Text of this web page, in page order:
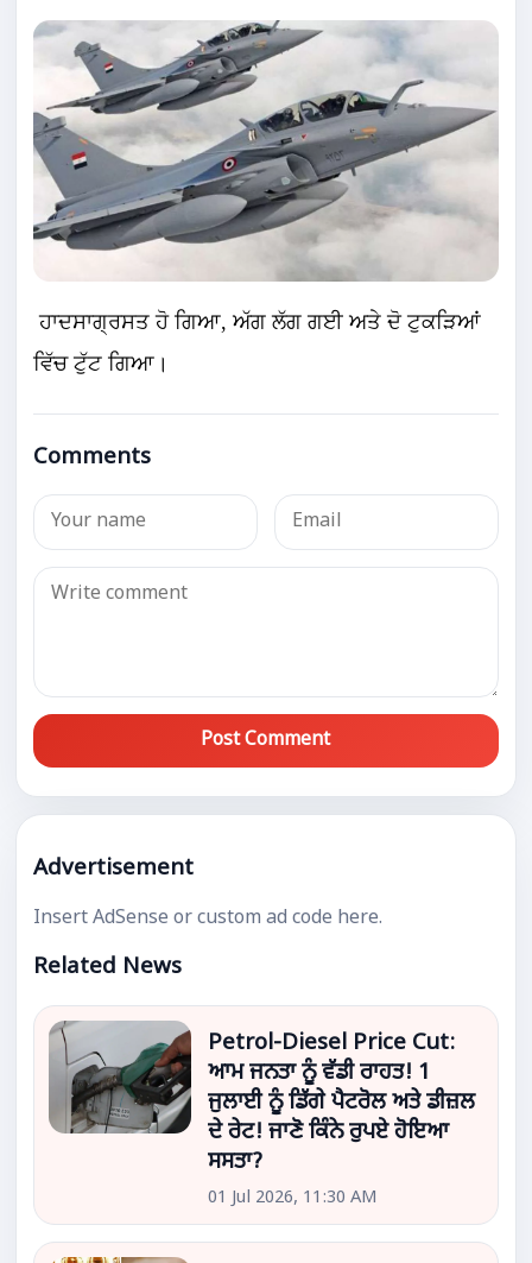
ਹਾਦਸਾਗ੍ਰਸਤ ਹੋ ਗਿਆ, ਅੱਗ ਲੱਗ ਗਈ ਅਤੇ ਦੋ ਟੁਕੜਿਆਂ
ਵਿੱਚ ਟੁੱਟ ਗਿਆ।
Comments
Post Comment
Advertisement
Insert AdSense or custom ad code here.
Related News
Petrol-Diesel Price Cut:
ਆਮ ਜਨਤਾ ਨੂੰ ਵੱਡੀ ਰਾਹਤ! 1
ਜੁਲਾਈ ਨੂੰ ਡਿੱਗੇ ਪੈਟਰੋਲ ਅਤੇ ਡੀਜ਼ਲ
ਦੇ ਰੇਟ! ਜਾਣੋ ਕਿੰਨੇ ਰੁਪਏ ਹੋਇਆ
ਸਸਤਾ?
01 Jul 2026, 11:30 AM